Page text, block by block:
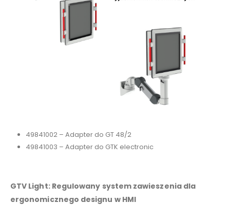
49841002 – Adapter do GT 48/2
49841003 – Adapter do GTK electronic
GTV Light: Regulowany system zawieszenia dla
ergonomicznego designu w HMI